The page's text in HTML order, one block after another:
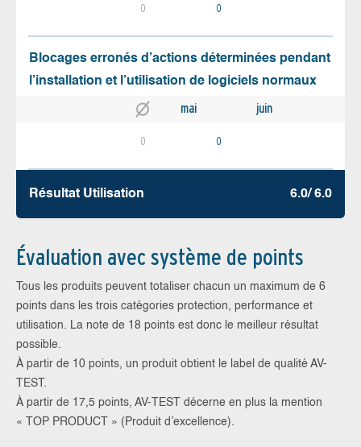
0 0
Blocages erronés d’actions déterminées pendant
l’installation et l’utilisation de logiciels normaux
mai juin
0 0
Résultat Utilisation 6.0/ 6.0
Évaluation avec système de points
Tous les produits peuvent totaliser chacun un maximum de 6
points dans les trois catégories protection, performance et
utilisation. La note de 18 points est donc le meilleur résultat
possible.
À partir de 10 points, un produit obtient le label de qualité AV-
TEST.
À partir de 17,5 points, AV-TEST décerne en plus la mention
« TOP PRODUCT » (Produit d’excellence).